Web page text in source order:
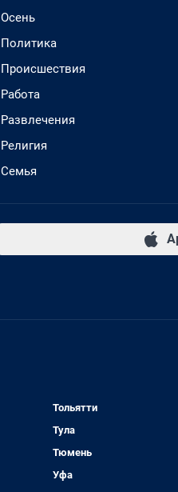
Осень
Политика
Происшествия
Работа
Развлечения
Религия
Семья
Тольятти
Тула
Тюмень
Уфа